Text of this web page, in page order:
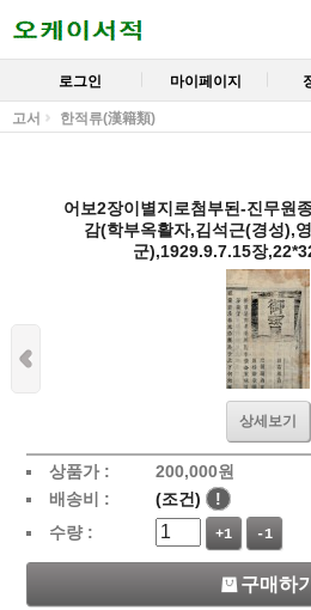
로그인 마이페이지
고서 한적류(漢籍類)
어보2장이별지로첨부된-진무원
감(학부옥활자,김석근(경성),
군),1929.9.7.15장
상세보기
상품가 : 200,000원
배송비 :
(조건)
!
수량 :
+1 -1
구매하기